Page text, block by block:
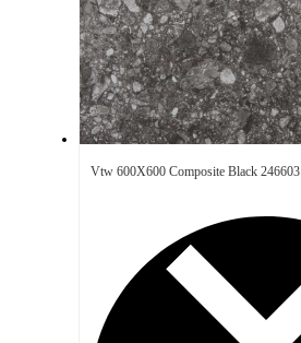
Vtw 600X600 Composite Black 246603